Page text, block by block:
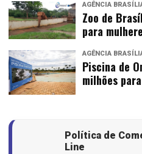
AGÊNCIA
Zoo de
para
AGÊNCIA
Piscina de
milhões
Política de
Line